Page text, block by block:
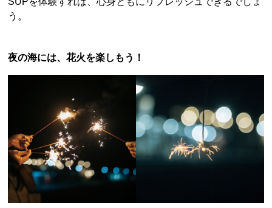
う。
夜の海には、花火を楽しもう！